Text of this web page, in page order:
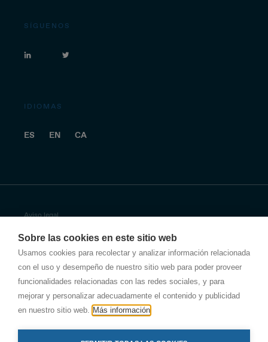
Sobre las cookies en este sitio web
Usamos cookies para recolectar y analizar información relacionada
con el uso y desempeño de nuestro sitio web para poder proveer
funcionalidades relacionadas con las redes sociales, y para
mejorar y personalizar adecuadamente el contenido y publicidad
en nuestro sitio web. Más información
SÍGUENOS
IDIOMAS
ES EN CA
Aviso legal
Política de privacidad
Política de privacidad de Antala
Política de empresa